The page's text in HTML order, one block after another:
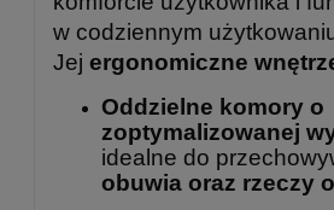
w codziennym
Jej ergonomiczne
Oddzielne komory o
zoptymalizowanej
idealne do
obuwia oraz rzeczy